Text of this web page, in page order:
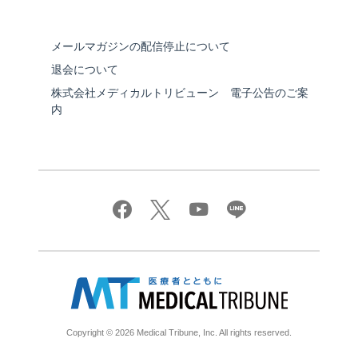
メールマガジンの配信停止について
退会について
株式会社メディカルトリビューン 電子公告のご案
内
Copyright © 2026 Medical Tribune, Inc. All rights reserved.